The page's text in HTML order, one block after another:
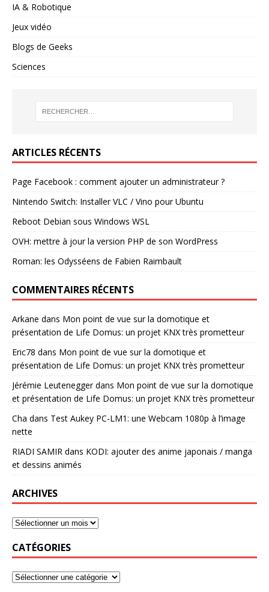
IA & Robotique
Jeux vidéo
Blogs de Geeks
Sciences
ARTICLES RÉCENTS
Page Facebook : comment ajouter un administrateur ?
Nintendo Switch: Installer VLC / Vino pour Ubuntu
Reboot Debian sous Windows WSL
OVH: mettre à jour la version PHP de son WordPress
Roman: les Odysséens de Fabien Raimbault
COMMENTAIRES RÉCENTS
Arkane dans Mon point de vue sur la domotique et
présentation de Life Domus: un projet KNX très prometteur
Eric78 dans Mon point de vue sur la domotique et
présentation de Life Domus: un projet KNX très prometteur
Jérémie Leuteneggerdans Mon point de vue sur la domotique
et présentation de Life Domus: un projet KNX très prometteur
Cha dans Test Aukey PC-LM1: une Webcam 1080p à l’image
nette
RIADI SAMIR dans KODI: ajouter des anime japonais / manga
et dessins animés
ARCHIVES
CATÉGORIES